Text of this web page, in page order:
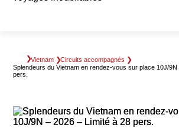
Vietnam
Circuits accompagnés
Splendeurs du Vietnam en rendez-vous sur place 10J/9N
pers.